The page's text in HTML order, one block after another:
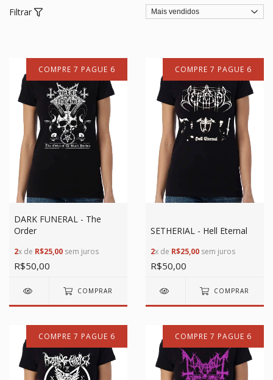
Filtrar
COMPRE 7 PAGUE 6
DARK FUNERAL - The
Order
2x de R$25,00 sem juros
R$50,00
COMPRAR
COMPRE 7 PAGUE 6
SETHERIAL - Hell Eternal
2x de R$25,00 sem juros
R$50,00
COMPRAR
COMPRE 7 PAGUE 6 COMPRE 7 PAGUE 6